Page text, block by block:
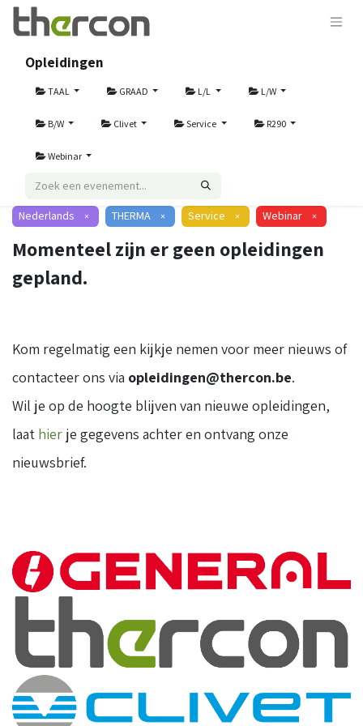
Opleidingen
TAAL GRAAD L/L L/W
B/W Clivet Service R290
Webinar
Nederlands × THERMA × Service × Webinar ×
Momenteel zijn er geen opleidingen
gepland.
Kom regelmatig een kijkje nemen voor meer nieuws of
contacteer ons via opleidingen@thercon.be.
Wil je op de hoogte blijven van nieuwe opleidingen,
laat hier je gegevens achter en ontvang onze
nieuwsbrief.